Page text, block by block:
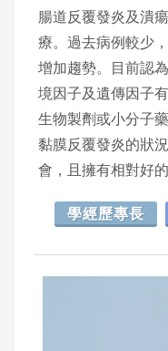
腸道反覆發炎及潰
療。過去病例較少
增加趨勢。目前認
境因子及遺傳因子
生物製劑或小分子
黏膜反覆發炎的狀
會，且擁有相對好的
學經歷專長